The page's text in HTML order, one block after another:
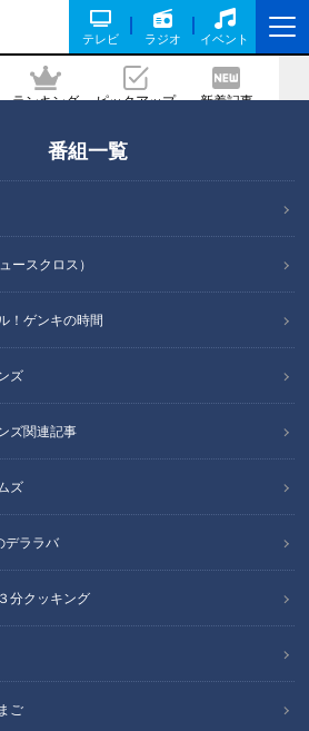
テレビ ラジオ イベント
ランキング ピックアップ 新着記事
番組一覧
ースクロス）
！ゲンキの時間
ズ
ズ関連記事
ズ
デララバ
分クッキング
ご
遇
マ
い
19:08
2023年2月7日放送
シェフ直伝！市販キットが
ちょい足しテクで大変身
2023/02/09 18:03
」
【レギュラー化!?てぃ先生